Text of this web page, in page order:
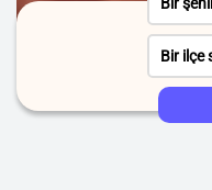
Bir ilçe